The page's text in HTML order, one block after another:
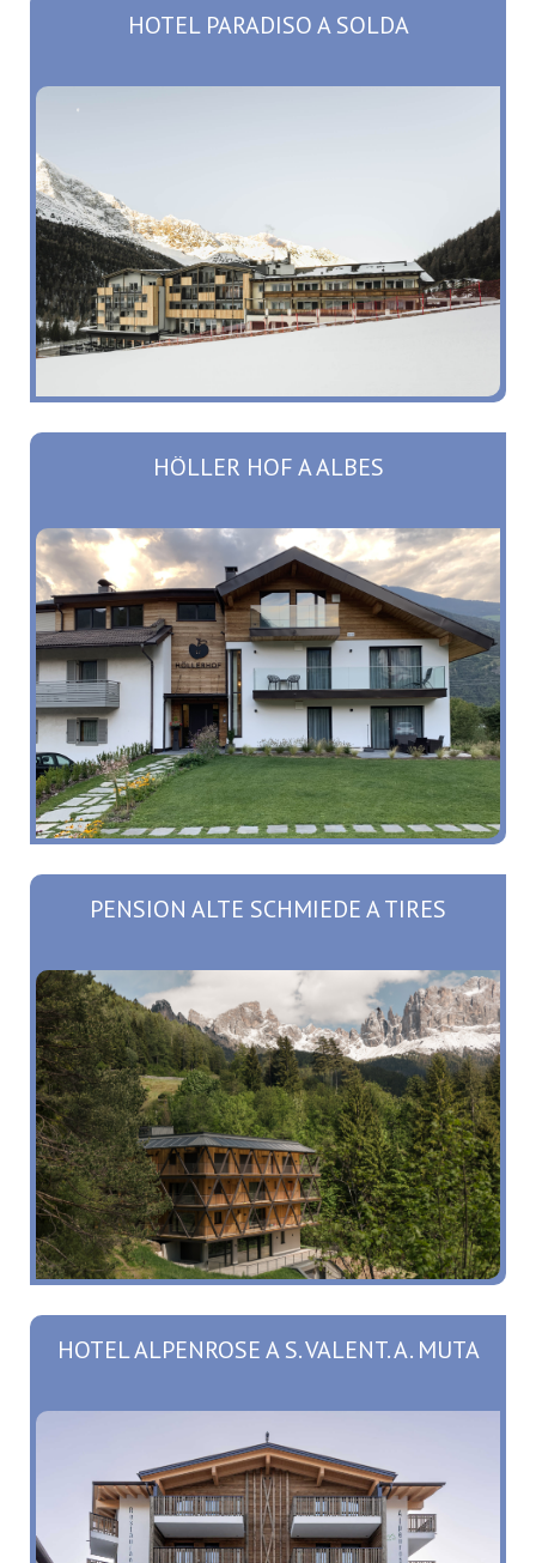
HOTEL PARADISO A SOLDA
HÖLLER HOF A ALBES
PENSION ALTE SCHMIEDE A TIRES
HOTEL ALPENROSE A S. VALENT. A. MUTA